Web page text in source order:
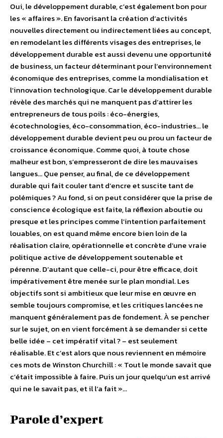
Oui, le développement durable, c’est également bon pour
les « affaires ». En favorisant la création d’activités
nouvelles directement ou indirectement liées au concept,
en remodelant les différents visages des entreprises, le
développement durable est aussi devenu une opportunité
de business, un facteur déterminant pour l’environnement
économique des entreprises, comme la mondialisation et
l’innovation technologique. Car le développement durable
révèle des marchés qui ne manquent pas d’attirer les
entrepreneurs de tous poils : éco-énergies,
écotechnologies, éco-consommation, éco-industries… le
développement durable devient peu ou prou un facteur de
croissance économique. Comme quoi, à toute chose
malheur est bon, s’empresseront de dire les mauvaises
langues… Que penser, au final, de ce développement
durable qui fait couler tant d’encre et suscite tant de
polémiques ? Au fond, si on peut considérer que la prise de
conscience écologique est faite, la réflexion aboutie ou
presque et les principes comme l’intention parfaitement
louables, on est quand même encore bien loin de la
réalisation claire, opérationnelle et concrète d’une vraie
politique active de développement soutenable et
pérenne. D’autant que celle-ci, pour être efficace, doit
impérativement être menée sur le plan mondial. Les
objectifs sont si ambitieux que leur mise en œuvre en
semble toujours compromise, et les critiques lancées ne
manquent généralement pas de fondement. À se pencher
sur le sujet, on en vient forcément à se demander si cette
belle idée – cet impératif vital ? – est seulement
réalisable. Et c’est alors que nous reviennent en mémoire
ces mots de Winston Churchill : « Tout le monde savait que
c’était impossible à faire. Puis un jour quelqu’un est arrivé
qui ne le savait pas, et il l’a fait »…
Parole d’expert